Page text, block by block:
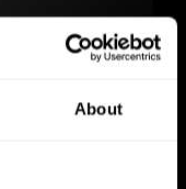
About